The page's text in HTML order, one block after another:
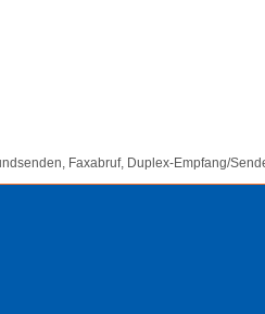
Faxabruf, Duplex-Empfang/